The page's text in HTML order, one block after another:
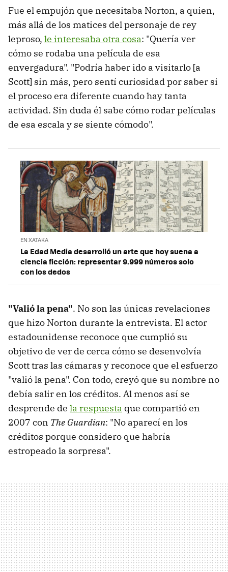
Fue el empujón que necesitaba Norton, a quien,
más allá de los matices del personaje de rey
leproso, le interesaba otra cosa: "Quería ver
cómo se rodaba una película de esa
envergadura". "Podría haber ido a visitarlo [a
Scott] sin más, pero sentí curiosidad por saber si
el proceso era diferente cuando hay tanta
actividad. Sin duda él sabe cómo rodar películas
de esa escala y se siente cómodo".
EN XATAKA
La Edad Media desarrolló un arte que hoy suena a
ciencia ficción: representar 9.999 números solo
con los dedos
"Valió la pena". No son las únicas revelaciones
que hizo Norton durante la entrevista. El actor
estadounidense reconoce que cumplió su
objetivo de ver de cerca cómo se desenvolvía
Scott tras las cámaras y reconoce que el esfuerzo
"valió la pena". Con todo, creyó que su nombre no
debía salir en los créditos. Al menos así se
desprende de la respuesta que compartió en
2007 con The Guardian: "No aparecí en los
créditos porque considero que habría
estropeado la sorpresa".